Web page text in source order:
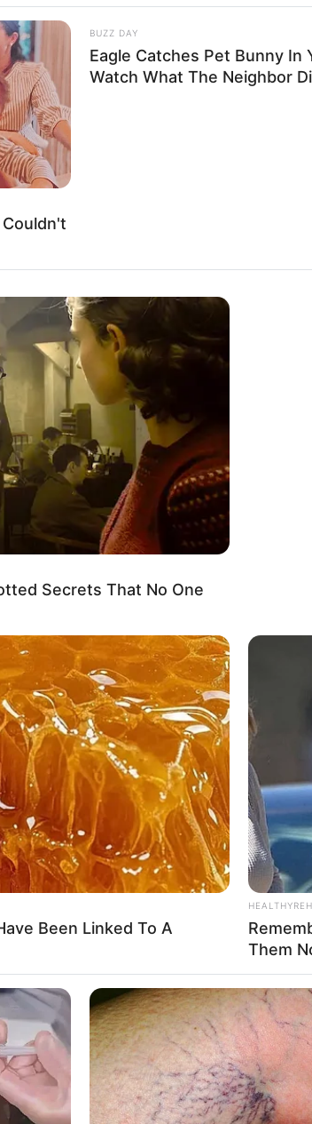
u braku.
- - - Tekst se nastavlja ispod oglasa - - -
BUZZ DAY
Eagle Catches Pet Bunny In
Watch What The Neighbor
Secrets That No One
Been Linked To A
Them